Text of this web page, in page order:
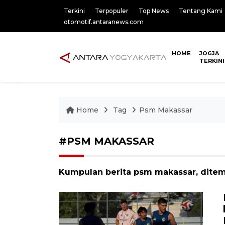
Terkini Terpopuler Top News
Tentang Kami
otomotif.antaranews.com
HOME
JOGJA
TERKINI
Home Tag Psm Makassar
#PSM MAKASSAR
Kumpulan berita psm makassar,